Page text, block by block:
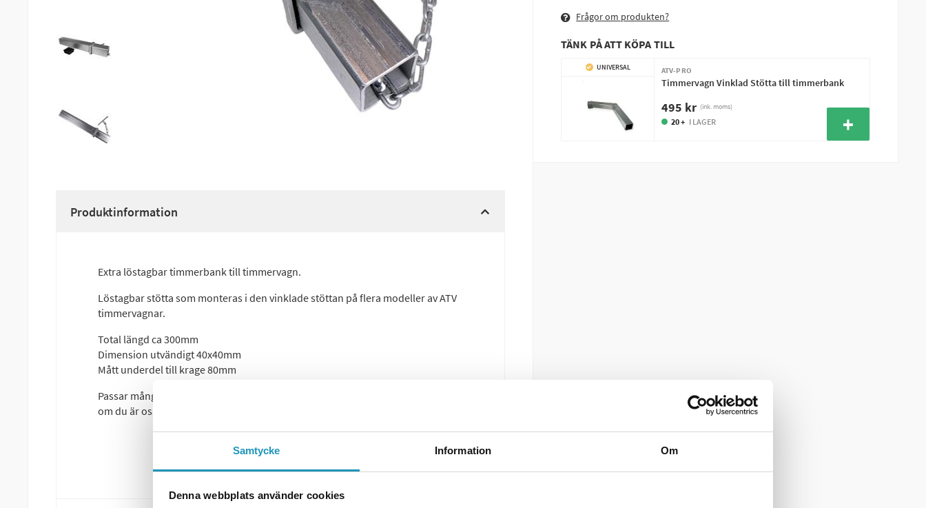
Samtycke Information Om
Denna webbplats använder cookies
Frågor om produkten?
TÄNK PÅ ATT KÖPA TILL
UNIVERSAL ATV-PRO
Timmervagn Vinklad Stötta till timmerbank
495 kr (ink. moms)
20 + I LAGER
Produktinformation
Extra löstagbar timmerbank till timmervagn.
Löstagbar stötta som monteras i den vinklade stöttan på flera modeller av ATV
timmervagnar.
Total längd ca 300mm
Dimension utvändigt 40x40mm
Mått underdel till krage 80mm
Passar många timmervagnar som exempelvis Bronco, Bonnet med flera. Mät
om du är osäker.